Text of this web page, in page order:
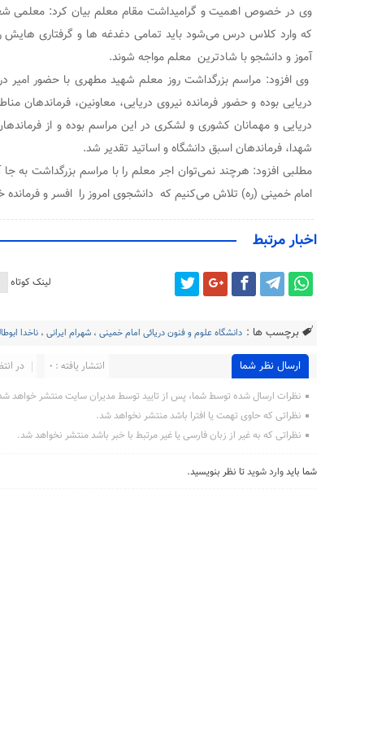
وی در خصوص اهمیت و گرامیداشت مقام معلم بیان کرد: معلمی
که وارد کلاس درس می‌شود باید تمامی دغدغه ها و گرفتاری هایش
آموز و دانشجو با شادترین معلم مواجه شوند.
وی افزود: مراسم بزرگداشت روز معلم شهید مطهری با حضور امیر
دریایی بوده و حضور فرمانده نیروی دریایی، معاونین، فرماندهان
دریایی و مهمانان کشوری و لشکری در این مراسم بوده و از
شهدا، فرماندهان اسبق دانشگاه و اساتید تقدیر شد.
مطلبی افزود: هرچند نمی‌توان اجر معلم را با مراسم بزرگداشت به جا
امام خمینی (ره) تلاش می‌کنیم که دانشجوی امروز را افسر و فرمانده
اخبار مرتبط
لینک کوتاه
برچسب ها : دانشگاه علوم و فنون دریائی امام خمینی ،شهرام ایرانی ،ناخدا
ارسال نظر شما در انتشار یافته : 0
نظرات ارسال شده توسط شما، پس از تایید توسط مدیران سایت منتشر خواهد
نظراتی که حاوی تهمت یا افترا باشد منتشر نخواهد شد.
نظراتی که به غیر از زبان فارسی یا غیر مرتبط با خبر باشد منتشر نخواهد شد.
شما بایدوارد شویدتا نظر بنویسید.